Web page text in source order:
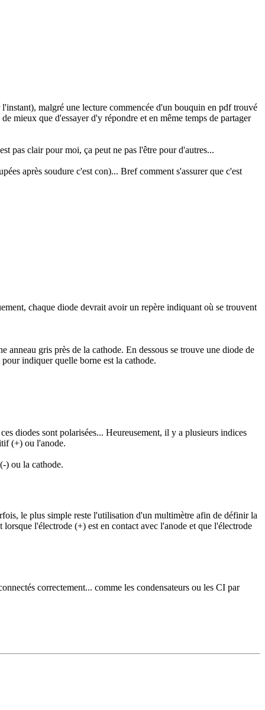
malgré une lecture commencée d'un bouquin en pdf trouvé
mieux que d'essayer d'y répondre et en même temps de partager
pas clair pour moi, ça peut ne pas l'être pour d'autres...
après soudure c'est con)... Bref comment s'assurer que c'est
chaque diode devrait avoir un repère indiquant où se trouvent
gris près de la cathode. En dessous se trouve une diode de
indiquer quelle borne est la cathode.
diodes sont polarisées... Heureusement, il y a plusieurs indices
(+) ou l'anode.
) ou la cathode.
le plus simple reste l'utilisation d'un multimètre afin de définir la
l'électrode (+) est en contact avec l'anode et que l'électrode
correctement... comme les condensateurs ou les CI par